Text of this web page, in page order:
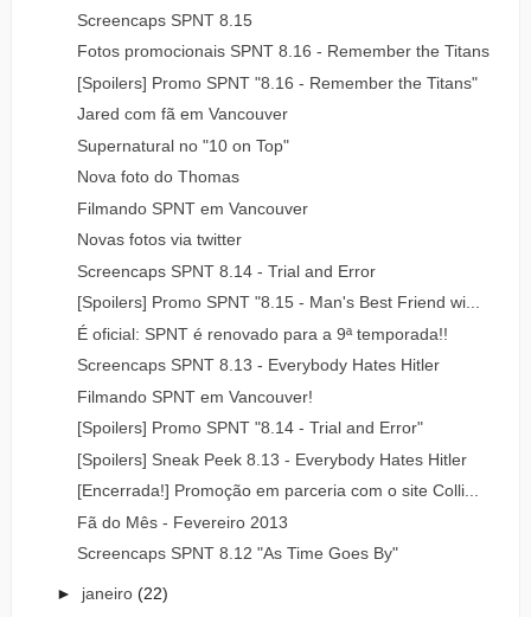
Screencaps SPNT 8.15
Fotos promocionais SPNT 8.16 - Remember the Titans
[Spoilers] Promo SPNT "8.16 - Remember the Titans"
Jared com fã em Vancouver
Supernatural no "10 on Top"
Nova foto do Thomas
Filmando SPNT em Vancouver
Novas fotos via twitter
Screencaps SPNT 8.14 - Trial and Error
[Spoilers] Promo SPNT "8.15 - Man's Best Friend wi...
É oficial: SPNT é renovado para a 9ª temporada!!
Screencaps SPNT 8.13 - Everybody Hates Hitler
Filmando SPNT em Vancouver!
[Spoilers] Promo SPNT "8.14 - Trial and Error"
[Spoilers] Sneak Peek 8.13 - Everybody Hates Hitler
[Encerrada!] Promoção em parceria com o site Colli...
Fã do Mês - Fevereiro 2013
Screencaps SPNT 8.12 "As Time Goes By"
► janeiro (22)